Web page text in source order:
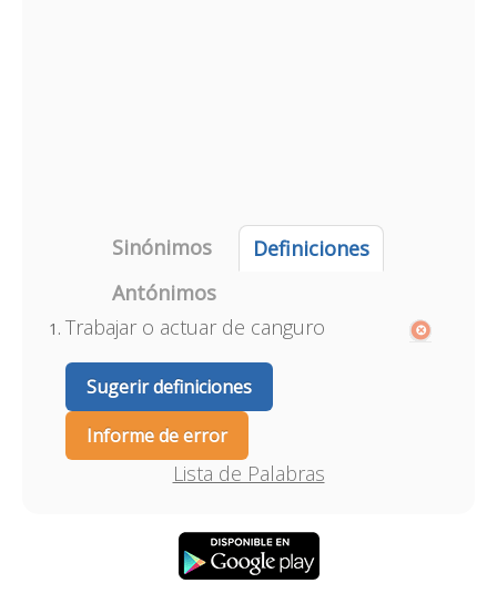
Sinónimos
Definiciones
Antónimos
Trabajar o actuar de canguro
Sugerir definiciones
Informe de error
Lista de Palabras